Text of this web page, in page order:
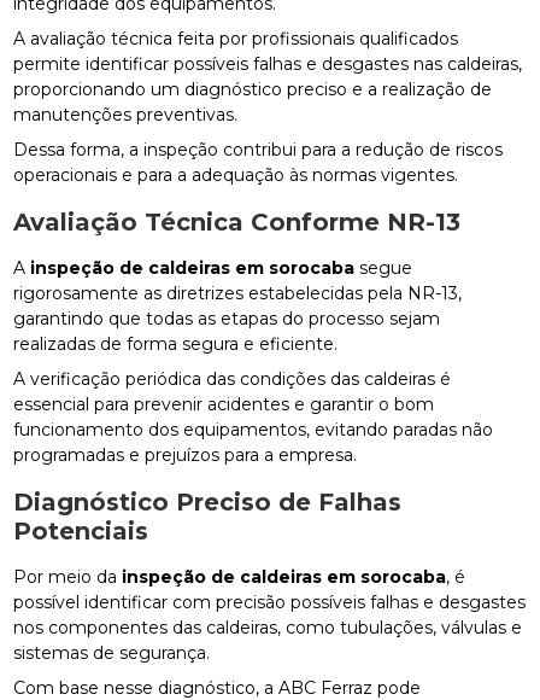
A avaliação técnica feita por profissionais qualificados
permite identificar possíveis falhas e desgastes nas caldeiras,
proporcionando um diagnóstico preciso e a realização de
manutenções preventivas.
Dessa forma, a inspeção contribui para a redução de riscos
operacionais e para a adequação às normas vigentes.
Avaliação Técnica Conforme NR-13
A inspeção de caldeiras em sorocaba segue
rigorosamente as diretrizes estabelecidas pela NR-13,
garantindo que todas as etapas do processo sejam
realizadas de forma segura e eficiente.
A verificação periódica das condições das caldeiras é
essencial para prevenir acidentes e garantir o bom
funcionamento dos equipamentos, evitando paradas não
programadas e prejuízos para a empresa.
Diagnóstico Preciso de Falhas
Potenciais
Por meio da inspeção de caldeiras em sorocaba, é
possível identificar com precisão possíveis falhas e desgastes
nos componentes das caldeiras, como tubulações, válvulas e
sistemas de segurança.
Com base nesse diagnóstico, a ABC Ferraz pode